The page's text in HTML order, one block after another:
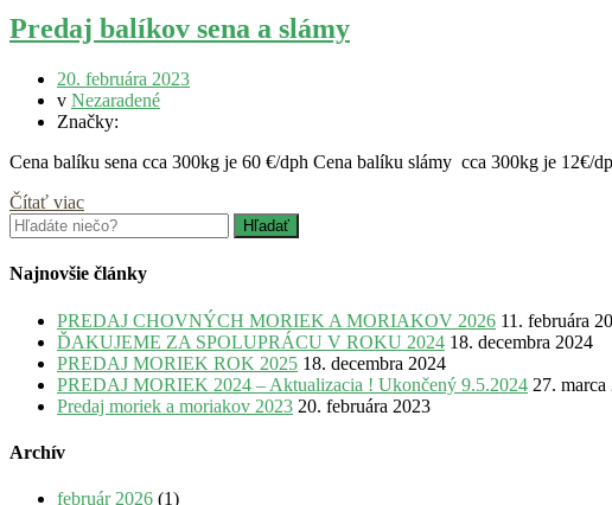
Predaj balíkov sena a slámy
20. februára 2023
v Nezaradené
Značky:
Cena balíku sena cca 300kg je 60 €/dph Cena balíku slámy cca 300kg je
Čítať viac
Najnovšie články
PREDAJ CHOVNÝCH MORIEK A MORIAKOV 2026 11. februára
ĎAKUJEME ZA SPOLUPRÁCU V ROKU 2024 18. decembra 2024
PREDAJ MORIEK ROK 2025 18. decembra 2024
PREDAJ MORIEK 2024 – Aktualizacia ! Ukončený 9.5.2024 27. marca
Predaj moriek a moriakov 2023 20. februára 2023
Archív
február 2026 (1)